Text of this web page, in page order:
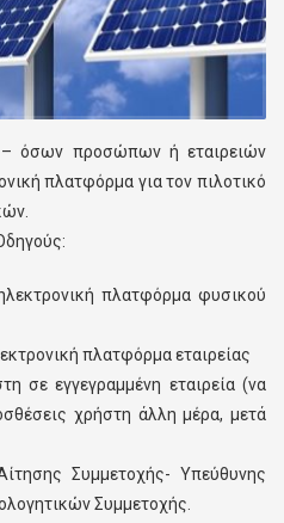
– όσων προσώπων ή εταιρειών
πλατφόρμα για τον πιλοτικό
πλατφόρμα φυσικού
πλατφόρμα εταιρείας
σε εγγεγραμμένη εταιρεία (να
χρήστη άλλη μέρα, μετά
Συμμετοχής- Υπεύθυνης
Συμμετοχής.